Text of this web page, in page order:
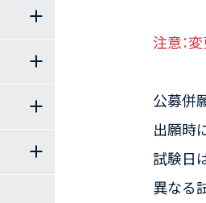
注意：
公募併
出願時
試験日
異なる